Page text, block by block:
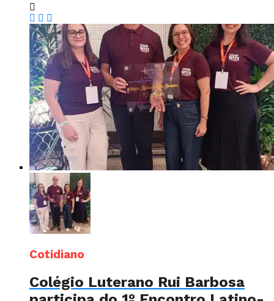
Cotidiano
Colégio Luterano Rui Barbosa